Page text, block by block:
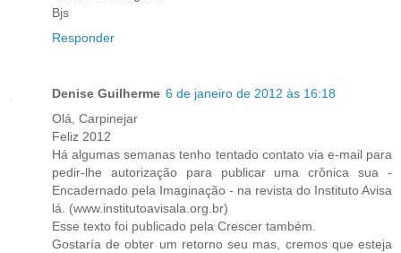
Bjs
Responder
Denise Guilherme 6 de janeiro de 2012 às 16:18
Olá, Carpinejar
Feliz 2012
Há algumas semanas tenho tentado contato via e-mail para
pedir-lhe autorização para publicar uma crônica sua -
Encadernado pela Imaginação - na revista do Instituto Avisa
lá. (www.institutoavisala.org.br)
Esse texto foi publicado pela Crescer também.
Gostaría de obter um retorno seu mas, cremos que esteja